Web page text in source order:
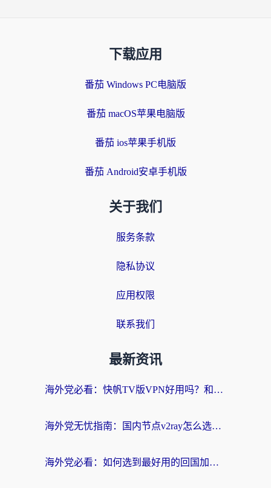
下载应用
番茄 Windows PC电脑版
番茄 macOS苹果电脑版
番茄 ios苹果手机版
番茄 Android安卓手机版
关于我们
服务条款
隐私协议
应用权限
联系我们
最新资讯
海外党必看：快帆TV版VPN好用吗？和快游VPN对比哪个回国效果更好？附实用避坑指南
海外党无忧指南：国内节点v2ray怎么选？一键回国VPN+多场景实测帮你避坑
海外党必看：如何选到最好用的回国加速器？从节点到售后的全维度指南